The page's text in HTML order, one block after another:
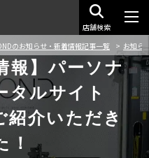
店舗検索
のお知らせ・新着情報記事一覧 お知ら
報】パーソナ
タルサイト
介いただき
！